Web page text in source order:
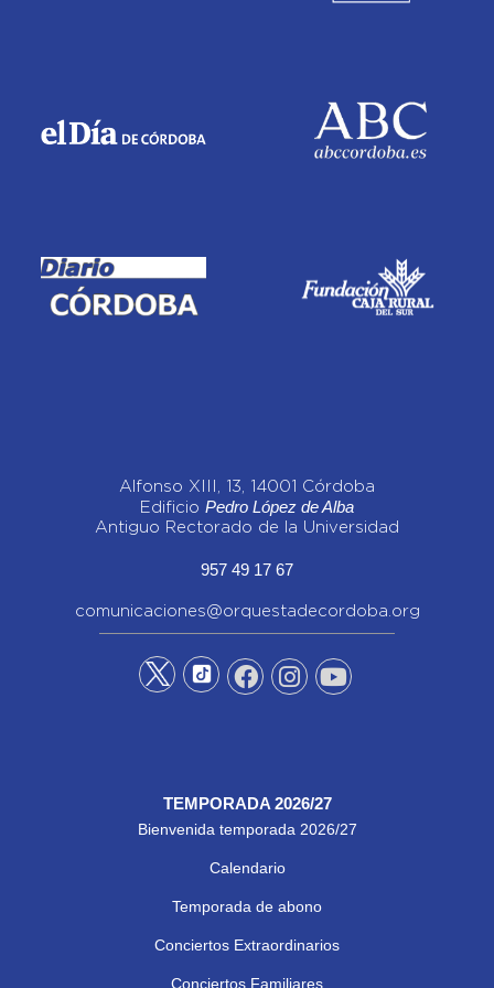
Alfonso XIII, 13, 14001 Córdoba
Edificio Pedro López de Alba
Antiguo Rectorado de la Universidad
957 49 17 67
comunicaciones@orquestadecordoba.org
TEMPORADA 2026/27
Bienvenida temporada 2026/27
Calendario
Temporada de abono
Conciertos Extraordinarios
Conciertos Familiares